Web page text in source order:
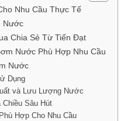
Nhu Cầu Thực Tế
Nước
Chia Sẻ Từ Tiến Đạt
Nước Phù Hợp Nhu Cầu
Nước
Dụng
và Lưu Lượng Nước
Sâu Hút
Hợp Cho Nhu Cầu